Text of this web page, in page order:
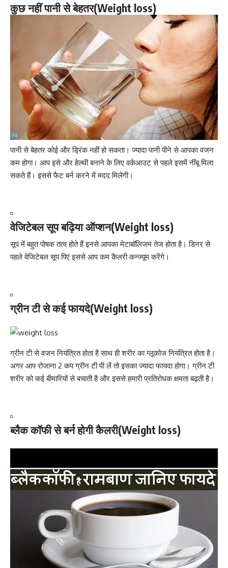
कुछ नहीं पानी से बेहतर(Weight loss)
पानी से बेहतर कोई और ड्रिंक नहीं हो सकता। ज्यादा पानी पीने सेआपका वजन
कम होगा। आप इसे और हेल्थी बनाने के लिए वर्कआउट से पहले इसमें नींबू मिला
सकते हैं। इससे फैट बर्न करने में मदद मिलेगी।
वेजिटेबल सूप बढ़िया ऑप्शन(Weight loss)
सूप में बहुत पोषक तत्व होते हैं इनसे आपकामेटाबॉलिजमतेज होता है। डिनर से
पहले वेजिटेबल सूप पिएं इससे आप कम कैलरी कन्ज्यूम करेंगे।
ग्रीन टी से कई फायदे(Weight loss)
ग्रीन टी सेवजन नियंत्रित होता हैसाथ ही शरीर का ग्लूकोज नियंत्रित होता है।
अगर आप रोजाना 2 कप ग्रीन टी पी लें तो इसका ज्यादा फायदा होगा। ग्रीन टी
शरीर को कई बीमारियों से बचाती है और इससे हमारी प्रतिरोधक क्षमता बढ़ती है।
ब्लैक कॉफी से बर्न होगी कैलरी(Weight loss)